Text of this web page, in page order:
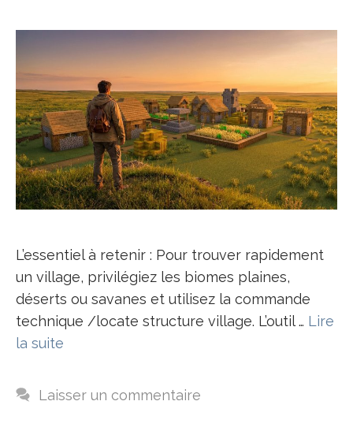
L’essentiel à retenir : Pour trouver rapidement
un village, privilégiez les biomes plaines,
déserts ou savanes et utilisez la commande
technique /locate structure village. L’outil … Lire
la suite
Laisser un commentaire